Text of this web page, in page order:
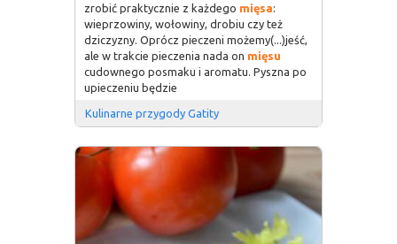
zrobić praktycznie z każdego mięsa:
wieprzowiny, wołowiny, drobiu czy też
dziczyzny. Oprócz pieczeni możemy(...)jeść,
ale w trakcie pieczenia nada on mięsu
cudownego posmaku i aromatu. Pyszna po
upieczeniu będzie
Kulinarne przygody Gatity